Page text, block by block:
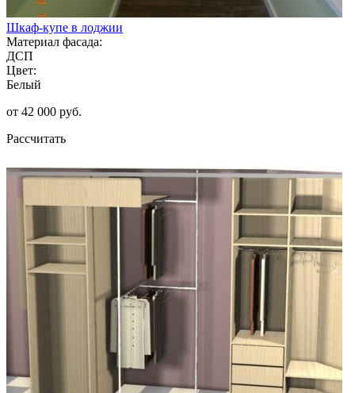
Шкаф-купе в лоджии
Материал фасада:
ДСП
Цвет:
Белый
от 42 000 руб.
Рассчитать